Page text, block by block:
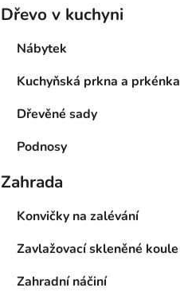
Dřevo v kuchyni
Nábytek
Kuchyňská prkna a prkénka
Dřevěné sady
Podnosy
Zahrada
Konvičky na zalévání
Zavlažovací skleněné koule
Zahradní náčiní